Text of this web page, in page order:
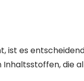
es
die